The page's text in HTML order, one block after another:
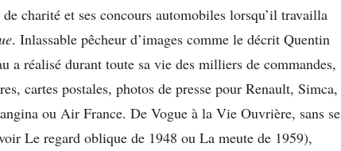
charité et ses concours automobiles lorsqu’il travailla
. Inlassable pêcheur d’images comme le décrit Quentin
a réalisé durant toute sa vie des milliers de commandes,
cartes postales, photos de presse pour Renault, Simca,
ou Air France. De Vogue à la Vie Ouvrière, sans se
Le regard oblique de 1948 ou La meute de 1959),